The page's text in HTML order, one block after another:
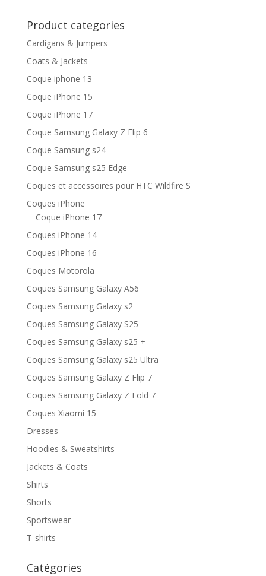
Product categories
Cardigans & Jumpers
Coats & Jackets
Coque iphone 13​
Coque iPhone 15
Coque iPhone 17
Coque Samsung Galaxy Z Flip 6
Coque Samsung s24​
Coque Samsung s25 Edge
Coques et accessoires pour HTC Wildfire S
Coques iPhone
Coque iPhone 17
Coques iPhone 14
Coques iPhone 16
Coques Motorola
Coques Samsung Galaxy A56
Coques Samsung Galaxy s2
Coques Samsung Galaxy S25
Coques Samsung Galaxy s25 +
Coques Samsung Galaxy s25 Ultra
Coques Samsung Galaxy Z Flip 7
Coques Samsung Galaxy Z Fold 7
Coques Xiaomi 15
Dresses
Hoodies & Sweatshirts
Jackets & Coats
Shirts
Shorts
Sportswear
T-shirts
Catégories